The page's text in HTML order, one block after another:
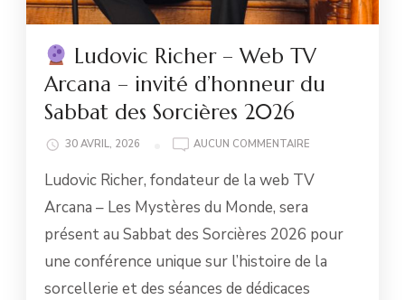
Ludovic Richer – Web TV
Arcana – invité d’honneur du
Sabbat des Sorcières 2026
30 AVRIL, 2026
AUCUN COMMENTAIRE
RICHER
TV
–
Ludovic Richer, fondateur de la web TV
Arcana – Les Mystères du Monde, sera
présent au Sabbat des Sorcières 2026 pour
une conférence unique sur l’histoire de la
sorcellerie et des séances de dédicaces